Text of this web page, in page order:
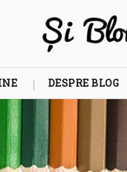
DESPRE BLOG